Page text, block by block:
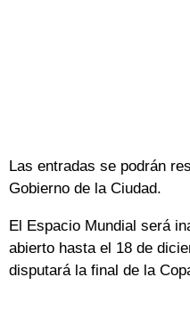
Las entradas se podrán
Gobierno de la Ciudad.
El Espacio Mundial será
abierto hasta el 18 de
disputará la final de la